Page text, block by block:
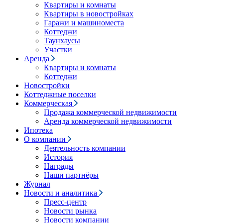
Квартиры и комнаты
Квартиры в новостройках
Гаражи и машиноместа
Коттеджи
Таунхаусы
Участки
Аренда
Квартиры и комнаты
Коттеджи
Новостройки
Коттеджные поселки
Коммерческая
Продажа коммерческой недвижимости
Аренда коммерческой недвижимости
Ипотека
О компании
Деятельность компании
История
Награды
Наши партнёры
Журнал
Новости и аналитика
Пресс-центр
Новости рынка
Новости компании